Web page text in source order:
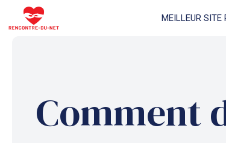
au
MEILLEUR SITE
Comment